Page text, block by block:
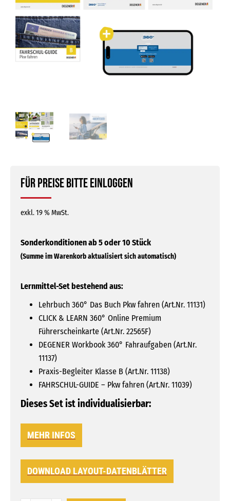
Für Preise bitte einloggen
exkl. 19 % MwSt.
Lernmittel-Set bestehend aus:
Lehrbuch 360° Das Buch Pkw fahren (Art.Nr. 11131)
CLICK & LEARN 360° Online Premium
Führerscheinkarte (Art.Nr. 22565F)
DEGENER Workbook 360° Fahraufgaben (Art.Nr.
11137)
Praxis-Begleiter Klasse B (Art.Nr. 11138)
FAHRSCHUL-GUIDE – Pkw fahren (Art.Nr. 11039)
Dieses Set ist individualisierbar:
MEHR INFOS
DOWNLOAD LAYOUT-DATENBLÄTTER